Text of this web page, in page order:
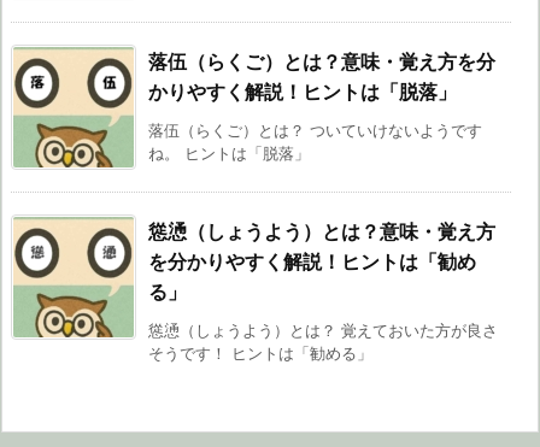
落伍（らくご）とは？意味・覚え方を分
かりやすく解説！ヒントは「脱落」
落伍（らくご）とは？ ついていけないようです
ね。 ヒントは「脱落」
慫慂（しょうよう）とは？意味・覚え方
を分かりやすく解説！ヒントは「勧め
る」
慫慂（しょうよう）とは？ 覚えておいた方が良さ
そうです！ ヒントは「勧める」